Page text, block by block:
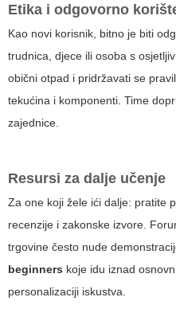
Etika i odgovorno
Kao novi korisnik, bitno je biti
trudnica, djece ili osoba s
obični otpad i pridržavati se
tekućina i komponenti. Time
zajednice.
Resursi za dalje učenje
Za one koji žele ići dalje: pratite
recenzije i zakonske izvore.
trgovine često nude
beginners koje idu iznad
personalizaciji iskustva.